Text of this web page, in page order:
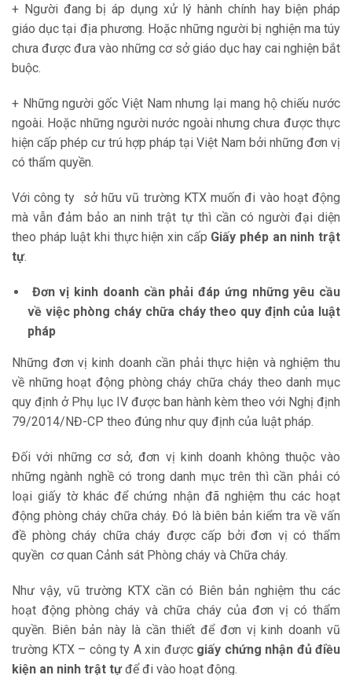
+ Người đang bị áp dụng xử lý hành chính hay biện pháp
giáo dục tại địa phương. Hoặc những người bị nghiện ma túy
chưa được đưa vào những cơ sở giáo dục hay cai nghiện bắt
buộc.
+ Những người gốc Việt Nam nhưng lại mang hộ chiếu nước
ngoài. Hoặc những người nước ngoài nhưng chưa được thực
hiện cấp phép cư trú hợp pháp tại Việt Nam bởi những đơn vị
có thẩm quyền.
Với công ty sở hữu vũ trường KTX muốn đi vào hoạt động
mà vẫn đảm bảo an ninh trật tự thì cần có người đại diện
theo pháp luật khi thực hiện xin cấp Giấy phép an ninh trật
tự.
Đơn vị kinh doanh cần phải đáp ứng những yêu cầu
về việc phòng cháy chữa cháy theo quy định của luật
pháp
Những đơn vị kinh doanh cần phải thực hiện và nghiệm thu
về những hoạt động phòng cháy chữa cháy theo danh mục
quy định ở Phụ lục IV được ban hành kèm theo với Nghị định
79/2014/NĐ-CP theo đúng như quy định của luật pháp.
Đối với những cơ sở, đơn vị kinh doanh không thuộc vào
những ngành nghề có trong danh mục trên thì cần phải có
loại giấy tờ khác để chứng nhận đã nghiệm thu các hoạt
động phòng cháy chữa cháy. Đó là biên bản kiểm tra về vấn
đề phòng cháy chữa cháy được cấp bởi đơn vị có thẩm
quyền cơ quan Cảnh sát Phòng cháy và Chữa cháy.
Như vậy, vũ trường KTX cần có Biên bản nghiệm thu các
hoạt động phòng cháy và chữa cháy của đơn vị có thẩm
quyền. Biên bản này là cần thiết để đơn vị kinh doanh vũ
trường KTX – công ty A xin được giấy chứng nhận đủ điều
kiện an ninh trật tựđể đi vào hoạt động.